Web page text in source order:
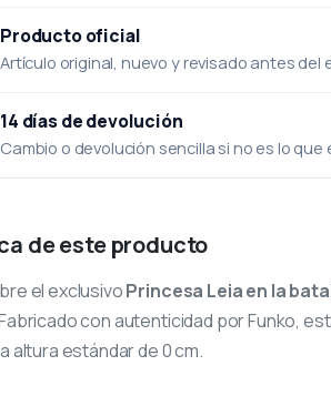
Producto oficial
Artículo original, nuevo y revisado antes del
14 días de devolución
Cambio o devolución sencilla si no es lo que
de este producto
el exclusivoPrincesa Leia en la
con autenticidad por Funko,
altura estándar de 0 cm.